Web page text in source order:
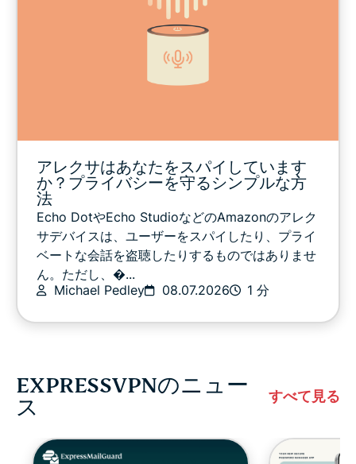
アレクサはあなたをスパイしています
か？プライバシーを守るシンプルな方
法
Echo DotやEcho StudioなどのAmazonのアレク
サデバイスは、ユーザーをスパイしたり、プライ
ベートな会話を盗聴したりするものではありませ
ん。ただし、�...
Michael Pedley
08.07.2026 1 分
EXPRESSVPNのニュー
ス
すべて見る